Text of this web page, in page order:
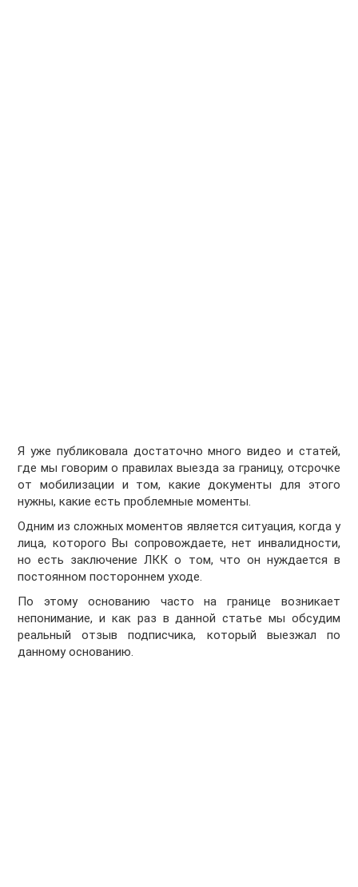
Я уже публиковала достаточно много видео и статей,
где мы говорим о правилах выезда за границу, отсрочке
от мобилизации и том, какие документы для этого
нужны, какие есть проблемные моменты.
Одним из сложных моментов является ситуация, когда у
лица, которого Вы сопровождаете, нет инвалидности,
но есть заключение ЛКК о том, что он нуждается в
постоянном постороннем уходе.
По этому основанию часто на границе возникает
непонимание, и как раз в данной статье мы обсудим
реальный отзыв подписчика, который выезжал по
данному основанию.